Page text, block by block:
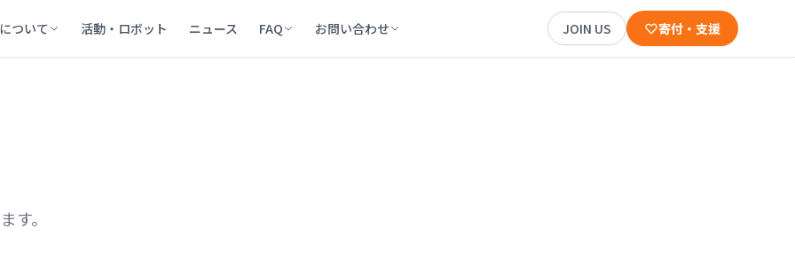
ついて 活動・ロボット ニュース FAQ お問い合わせ JOIN US 寄付・支援
す。